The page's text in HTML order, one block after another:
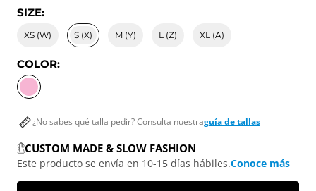
SIZE:
XS (W) S (X) M (Y) L (Z) XL (A)
COLOR:
GUAVA
¿No sabes qué talla pedir? Consulta nuestraguía de tallas
CUSTOM MADE & SLOW FASHION
Este producto se envía en 10-15 días hábiles.Conoce más